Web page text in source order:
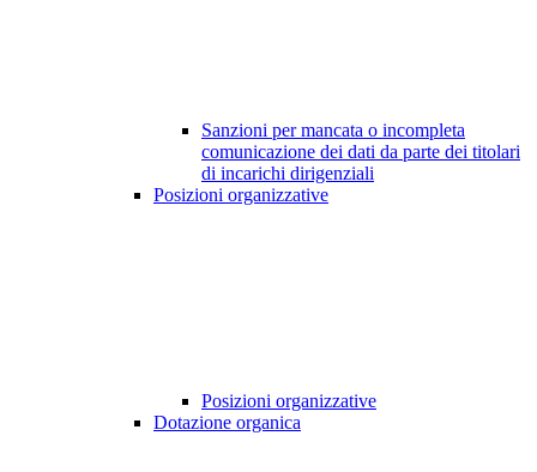
Sanzioni per mancata o incompleta
comunicazione dei dati da parte dei titolari
di incarichi dirigenziali
Posizioni organizzative
Posizioni organizzative
Dotazione organica